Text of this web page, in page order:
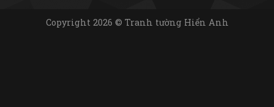
Copyright 2026 © Tranh tường Hiển Anh